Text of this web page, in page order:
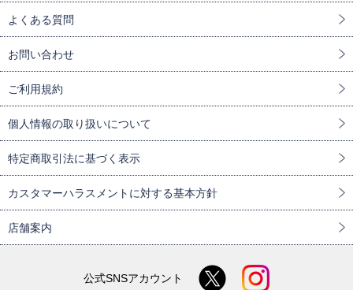
よくある質問
お問い合わせ
ご利用規約
個人情報の取り扱いについて
特定商取引法に基づく表示
カスタマーハラスメントに対する基本方針
店舗案内
公式SNSアカウント